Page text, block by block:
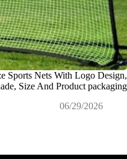
Sports Nets With Logo Design,
Size And Product packaging
06/29/2026